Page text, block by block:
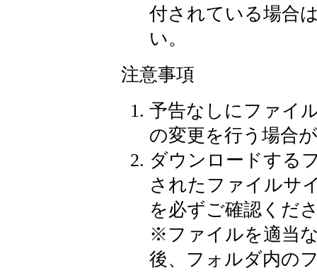
付されている場合
い。
注意事項
予告なしにファイ
の変更を行う場合
ダウンロードする
されたファイルサ
を必ずご確認くだ
※ファイルを適当
後、フォルダ内の